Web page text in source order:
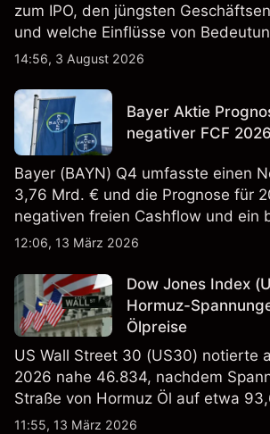
zum IPO, den jüngsten
und welche Einflüsse von
14:56, 3 August 2026
Bayer Aktie
negativer FCF 2026
Bayer (BAYN) Q4 umfasste einen
3,76 Mrd. € und die Prognose für
negativen freien Cashflow und ein
EBITDA von 9,6–10,1 Mrd. € hin. Die
verlässlicher Indikator für
12:06, 13 März 2026
Dow Jones Index
Hormuz-
Ölpreise
US Wall Street 30 (US30) notierte
2026 nahe 46.834, nachdem
Straße von Hormuz Öl auf etwa
und die US-Arbeitslosigkeit auf
11:55, 13 März 2026